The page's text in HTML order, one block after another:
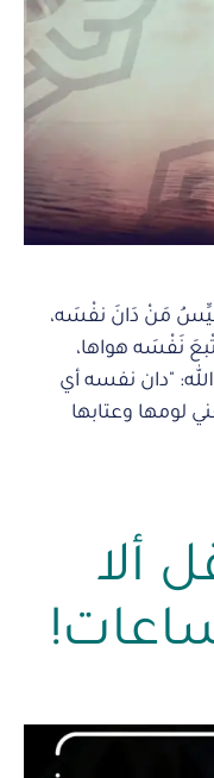
مَنْ دَانَ نفْسَه،
نَفْسَه هواها،
"دان نفسه أي
لومها وعتابها
ألا